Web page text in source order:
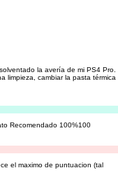
la avería de mi PS4 Pro.
limpieza, cambiar la pasta térmica
Recomendado 100%100
el maximo de puntuacion (tal